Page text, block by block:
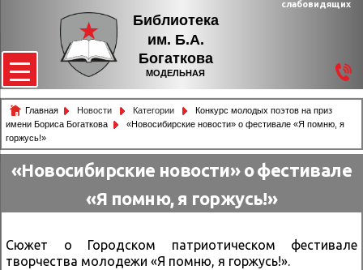
Библиотека
им. Б.А.
Богаткова
МОДЕЛЬНАЯ
слабовидящих
Главная Новости Категории
Конкурс молодых поэтов на приз
имени Бориса Богаткова
«Новосибирские новости» о фестивале «Я помню, я
горжусь!»
«Новосибирские новости» о фестивале
«Я помню, я горжусь!»
Сюжет о Городском патриотическом фестивале
творчества молодежи «Я помню, я горжусь!».